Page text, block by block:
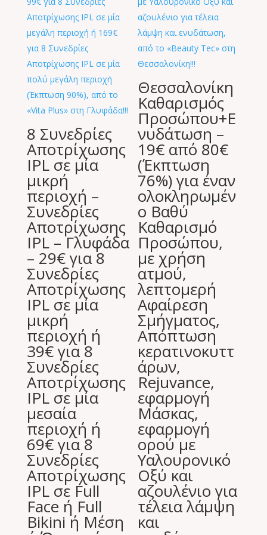
8 Συνεδρίες
Αποτρίχωσης
IPL σε μία
μικρή
περιοχή –
Συνεδρίες
Αποτρίχωσης
IPL – Γλυφάδα
– 29€ για 8
Συνεδρίες
Αποτρίχωσης
IPL σε μία
μικρή
περιοχή ή
39€ για 8
Συνεδρίες
Αποτρίχωσης
IPL σε μία
μεσαία
περιοχή ή
69€ για 8
Συνεδρίες
Αποτρίχωσης
IPL σε Full
Face ή Full
Bikini ή Μέση
Θεσσαλονίκη
Καθαρισμός
Προσώπου+E
νυδάτωση –
19€ από 80€
(Έκπτωση
76%) για έναν
ολοκληρωμέν
ο Βαθύ
Καθαρισμό
Προσώπου,
με χρήση
ατμού,
λεπτομερή
Αφαίρεση
Σμήγματος,
Απόπτωση
κερατινοκυττ
άρων,
Rejuvance,
εφαρμογή
Μάσκας,
εφαρμογή
ορού με
Υαλουρονικό
Οξύ και
αζουλένιο για
τέλεια λάμψη
και